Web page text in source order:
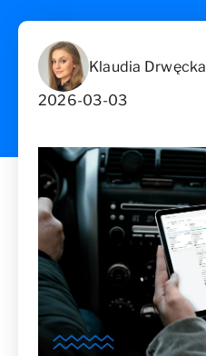
Klaudia Drwęcka
2026-03-03